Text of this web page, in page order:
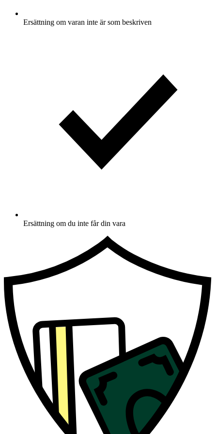
Ersättning om varan inte är som beskriven
Ersättning om du inte får din vara